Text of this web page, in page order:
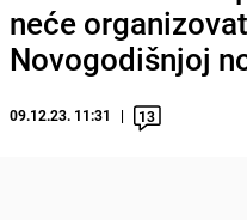
neće
Novogodišnjoj
09.12.23. 11:31 13